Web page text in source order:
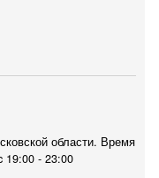
области. Время
19:00 - 23:00